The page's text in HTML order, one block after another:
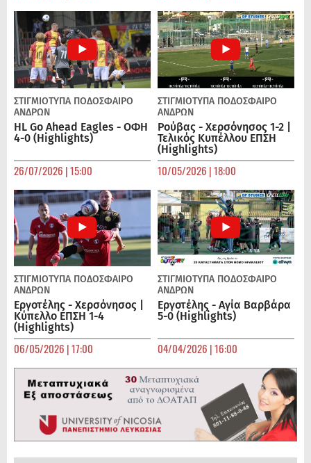
ΣΤΙΓΜΙΟΤΥΠΑ ΠΟΔΌΣΦΑΙΡΟ
ΑΝΔΡΏΝ
HL Go Ahead Eagles - ΟΦΗ
4-0 (Highlights)
26/07/2026 | 15:00
ΣΤΙΓΜΙΟΤΥΠΑ ΠΟΔΌΣΦΑΙΡΟ
ΑΝΔΡΏΝ
Ρούβας - Χερσόνησος 1-2 |
Τελικός Κυπέλλου ΕΠΣΗ
(Highlights)
10/05/2026 | 18:00
ΣΤΙΓΜΙΟΤΥΠΑ ΠΟΔΌΣΦΑΙΡΟ
ΑΝΔΡΏΝ
Εργοτέλης - Χερσόνησος |
Κύπελλο ΕΠΣΗ 1-4
(Highlights)
06/05/2026 | 17:00
ΣΤΙΓΜΙΟΤΥΠΑ ΠΟΔΌΣΦΑΙΡΟ
ΑΝΔΡΏΝ
Εργοτέλης - Αγία Βαρβάρα
5-0 (Highlights)
04/04/2026 | 16:00